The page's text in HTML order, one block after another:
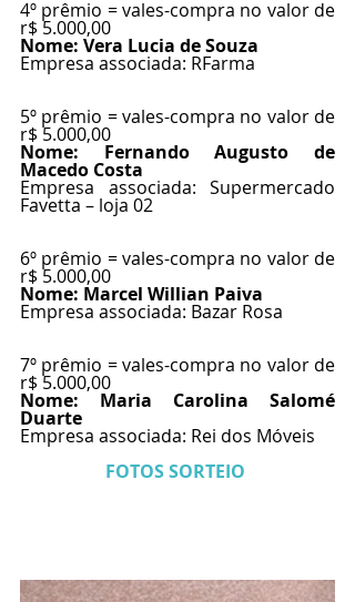
4º prêmio = vales-compra no valor de
r$ 5.000,00
Nome: Vera Lucia de Souza
Empresa associada: RFarma
5º prêmio = vales-compra no valor de
r$ 5.000,00
Nome: Fernando Augusto de
Macedo Costa
Empresa associada: Supermercado
Favetta – loja 02
6º prêmio = vales-compra no valor de
r$ 5.000,00
Nome: Marcel Willian Paiva
Empresa associada: Bazar Rosa
7º prêmio = vales-compra no valor de
r$ 5.000,00
Nome: Maria Carolina Salomé
Duarte
Empresa associada: Rei dos Móveis
FOTOS SORTEIO